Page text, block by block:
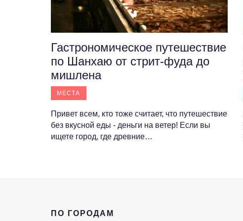
Гастрономическое путешествие
по Шанхаю от стрит-фуда до
мишлена
МЕСТА
Привет всем, кто тоже считает, что путешествие
без вкусной еды - деньги на ветер! Если вы
ищете город, где древние…
ПО ГОРОДАМ